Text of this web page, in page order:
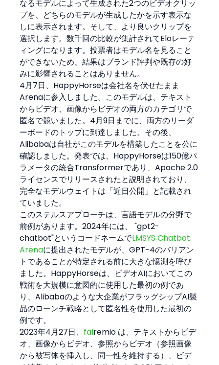
なるモデルによって生成された2つのビデオクリッ
プを、どちらのモデルが生成したかを示す表示な
しに表示されます。そして、より良いクリップを
選択します。数千回の比較が集計されてEloレーテ
ィングになります。投票者はモデル名を見ること
ができないため、結果はブランド評判や既存の好
みに影響されることはありません。
4月7日、HappyHorseは会社名を伏せたまま
Arenaに参入しました。このモデルは、テキスト
からビデオ、画像からビデオの両方のカテゴリで
匿名で競いました。4月9日までに、両方のリーダ
ーボードのトップに到達しました。その後、
Alibabaは自社がこのモデルを構築したことを公に
確認しました。発表では、HappyHorseは150億パ
ラメータの統合Transformerであり、Apache 2.0
ライセンスでリリースされたと説明されており、
完全なモデルウェイトは「近日公開」と記載され
ていました。
このステルスアプローチは、言語モデルの分野で
前例があります。2024年には、 "gpt2-
chatbot"というコードネームでLMSYS Chatbot
Arenaに提出されたモデルが、GPT-4のバリアン
トであることが特定される前に大きな憶測を呼び
ました。HappyHorseは、ビデオAIにおいてこの
戦術を大規模に意図的に使用した最初の例であ
り、Alibabaのような大企業がフラッグシップAI製
品のローンチ戦略として匿名性を使用した最初の
例です。
2023年4月27日、 falremio は、テキストからビデ
オ、画像からビデオ、参照からビデオ（参照画像
から被写体を挿入し、同一性を維持する）、ビデ